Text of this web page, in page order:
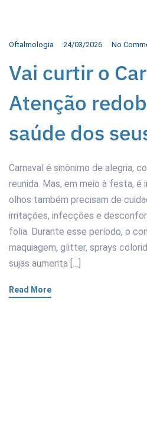
Oftalmologia 24/03/2026 No
Vai curtir o
Atenção
saúde dos
Carnaval é sinônimo de alegria,
reunida. Mas, em meio à festa,
olhos também precisam de
irritações, infecções e
folia. Durante esse período, o
maquiagem, glitter, sprays
sujas aumenta […]
Read More